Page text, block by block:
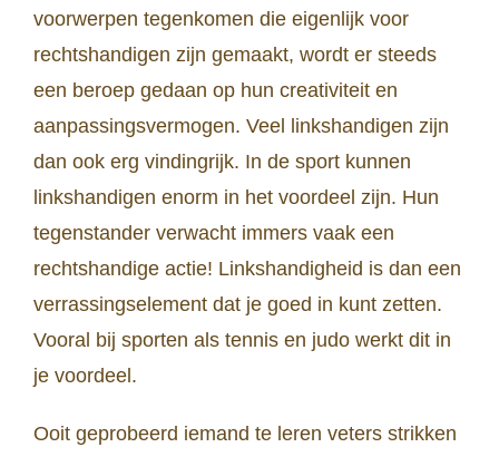
voorwerpen tegenkomen die eigenlijk voor
rechtshandigen zijn gemaakt, wordt er steeds
een beroep gedaan op hun creativiteit en
aanpassingsvermogen. Veel linkshandigen zijn
dan ook erg vindingrijk. In de sport kunnen
linkshandigen enorm in het voordeel zijn. Hun
tegenstander verwacht immers vaak een
rechtshandige actie! Linkshandigheid is dan een
verrassingselement dat je goed in kunt zetten.
Vooral bij sporten als tennis en judo werkt dit in
je voordeel.
Ooit geprobeerd iemand te leren veters strikken